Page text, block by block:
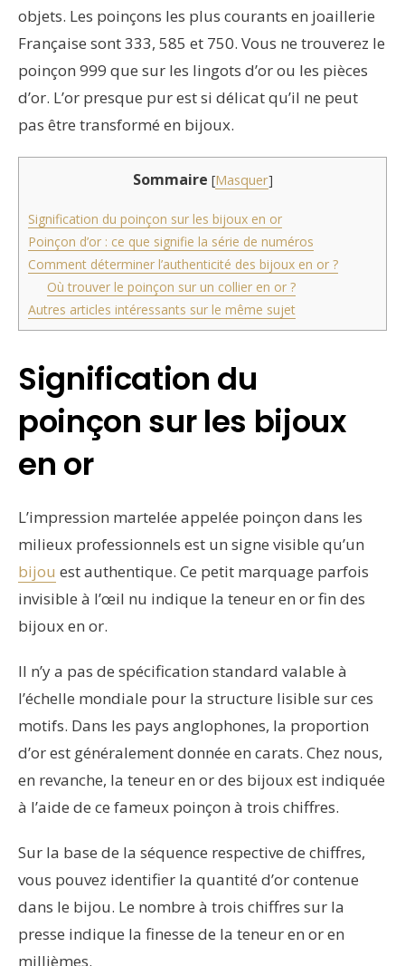
objets. Les poinçons les plus courants en joaillerie
Française sont 333, 585 et 750. Vous ne trouverez le
poinçon 999 que sur les lingots d’or ou les pièces
d’or. L’or presque pur est si délicat qu’il ne peut
pas être transformé en bijoux.
Sommaire [Masquer]
Signification du poinçon sur les bijoux en or
Poinçon d’or : ce que signifie la série de numéros
Comment déterminer l’authenticité des bijoux en or ?
Où trouver le poinçon sur un collier en or ?
Autres articles intéressants sur le même sujet
Signification du
poinçon sur les bijoux
en or
L’impression martelée appelée poinçon dans les
milieux professionnels est un signe visible qu’un
bijou est authentique. Ce petit marquage parfois
invisible à l’œil nu indique la teneur en or fin des
bijoux en or.
Il n’y a pas de spécification standard valable à
l’échelle mondiale pour la structure lisible sur ces
motifs. Dans les pays anglophones, la proportion
d’or est généralement donnée en carats. Chez nous,
en revanche, la teneur en or des bijoux est indiquée
à l’aide de ce fameux poinçon à trois chiffres.
Sur la base de la séquence respective de chiffres,
vous pouvez identifier la quantité d’or contenue
dans le bijou. Le nombre à trois chiffres sur la
presse indique la finesse de la teneur en or en
millièmes.